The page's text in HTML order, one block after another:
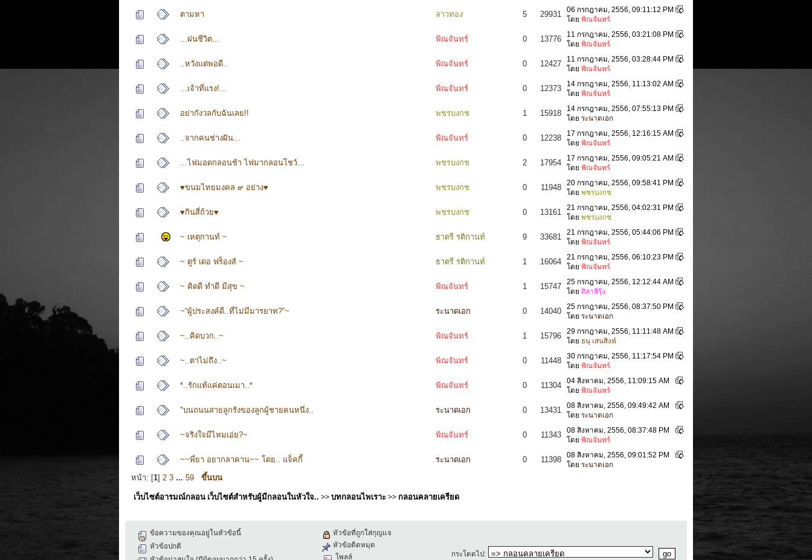
ตามหา ลาวทอง 5 29931
06 กรกฎาคม, 2556, 09:11:12 PM
โดย พิณจันทร์
...ฝนชีวิต... พิณจันทร์ 0 13776
11 กรกฎาคม, 2556, 03:21:08 PM
โดย พิณจันทร์
..หวังแต่พอดี.. พิณจันทร์ 0 12427
11 กรกฎาคม, 2556, 03:28:44 PM
โดย พิณจันทร์
...เจ้าที่แรง!... พิณจันทร์ 0 12373
14 กรกฎาคม, 2556, 11:13:02 AM
โดย พิณจันทร์
อย่ากังวลกับฉันเลย!! พชรบงกช 1 15918
14 กรกฎาคม, 2556, 07:55:13 PM
โดย ระนาดเอก
..จากคนช่างฝัน... พิณจันทร์ 0 12238
17 กรกฎาคม, 2556, 12:16:15 AM
โดย พิณจันทร์
...ไฟมอดกลอนช้า ไฟมากลอนโชว์... พชรบงกช 2 17954
17 กรกฎาคม, 2556, 09:05:21 AM
โดย พิณจันทร์
♥ขนมไทยมงคล ๙ อย่าง♥ พชรบงกช 0 11948
20 กรกฎาคม, 2556, 09:58:41 PM
โดย พชรบงกช
♥กินสี่ถ้วย♥ พชรบงกช 0 13161
21 กรกฎาคม, 2556, 04:02:31 PM
โดย พชรบงกช
~ เหตุกานท์ ~ ธาตรี รติกานท์ 9 33681
21 กรกฎาคม, 2556, 05:44:06 PM
โดย พิณจันทร์
~ ตูร์ เดอ ฟร็องส์ ~ ธาตรี รติกานท์ 1 16064
21 กรกฎาคม, 2556, 06:10:23 PM
โดย พิณจันทร์
~ คิดดี ทำดี มีสุข ~ พิณจันทร์ 1 15747
25 กรกฎาคม, 2556, 12:12:44 AM
โดย ศิลาสีรุ้ง
~“ผู้ประสงค์ดี..ที่ไม่มีมารยาท?”~ ระนาดเอก 0 14040
25 กรกฎาคม, 2556, 08:37:50 PM
โดย ระนาดเอก
~..คิดบวก..~ พิณจันทร์ 1 15796
29 กรกฎาคม, 2556, 11:11:48 AM
โดย ธนุ เสนสิงห์
~..ตาไม่ถึง..~ พิณจันทร์ 0 11448
30 กรกฎาคม, 2556, 11:17:54 PM
โดย พิณจันทร์
*..รักแท้แค่ตอนเมา..* พิณจันทร์ 0 11304
04 สิงหาคม, 2556, 11:09:15 AM
โดย พิณจันทร์
"บนถนนสายลูกรังของลูกผู้ชายคนหนึ่ง.. ระนาดเอก 0 13431
08 สิงหาคม, 2556, 09:49:42 AM
โดย ระนาดเอก
~จริงใจมีไหมเอ่ย?~ พิณจันทร์ 0 11343
08 สิงหาคม, 2556, 08:37:48 PM
โดย พิณจันทร์
~~พี่ยา อยากลาคาน~~ โดย.. แจ็คกี้ ระนาดเอก 0 11398
08 สิงหาคม, 2556, 09:01:52 PM
โดย ระนาดเอก
หน้า: [1] 2 3 ... 59 ขึ้นบน
เว็บไซต์อารมณ์กลอน เว็บไซต์สำหรับผู้มีกลอนในหัวใจ.. >>บทกลอนไพเราะ>>กลอนคลายเครียด
ข้อความของคุณอยู่ในหัวข้อนี้
หัวข้อปกติ
หัวข้อที่ถูกใส่กุญแจ
หัวข้อติดหมุด
โพลล์
กระโดดไป: